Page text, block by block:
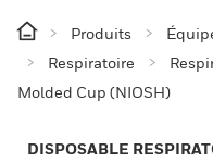
Produits
Respiratoire
Molded Cup (NIOSH)
DISPOSABLE